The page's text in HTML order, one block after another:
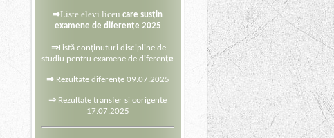
⇒Liste elevi liceu care susțin
examene de diferențe 2025
⇒Listă conținuturi discipline de
studiu pentru examene de diferențe
⇒ Rezultate diferențe 09.07.2025
⇒ Rezultate transfer si corigente
17.07.2025